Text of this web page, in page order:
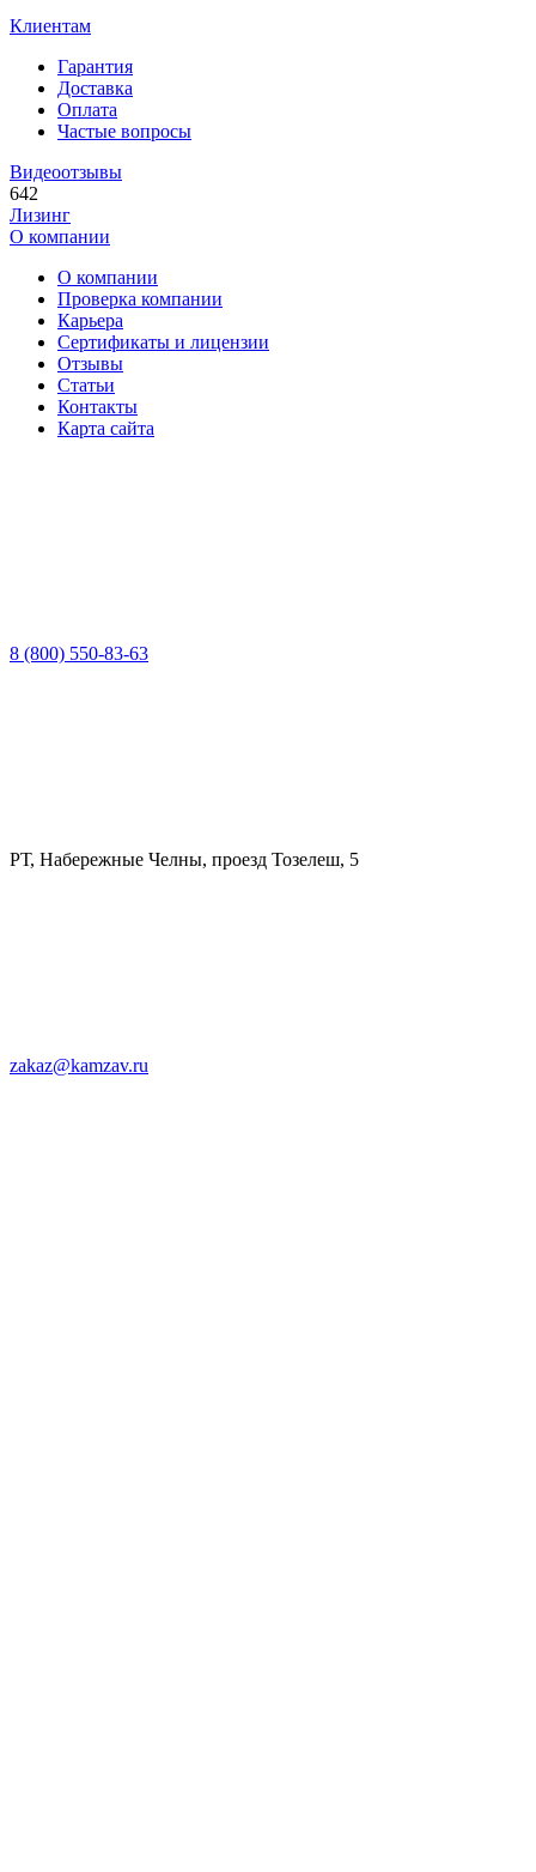
Клиентам
Гарантия
Доставка
Оплата
Частые вопросы
Видеоотзывы
642
Лизинг
О компании
О компании
Проверка компании
Карьера
Сертификаты и лицензии
Отзывы
Статьи
Контакты
Карта сайта
8 (800) 550-83-63
РТ, Набережные Челны, проезд Тозелеш, 5
zakaz@kamzav.ru